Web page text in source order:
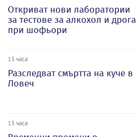
Откриват нови лаборатории
за тестове за алкохол и дрога
при шофьори
13 часа
Разследват смъртта на куче в
Ловеч
13 часа